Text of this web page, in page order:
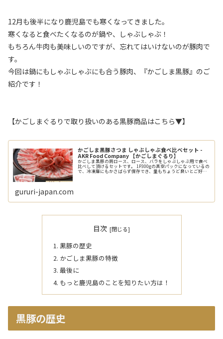
12月も後半になり鹿児島でも寒くなってきました。
寒くなると食べたくなるのが鍋や、しゃぶしゃぶ！
もちろん牛肉も美味しいのですが、忘れてはいけないのが豚肉で
す。
今回は鍋にもしゃぶしゃぶにも合う豚肉、『かごしま黒豚』のご
紹介です！
【かごしまぐるりで取り扱いのある黒豚商品はこちら▼】
かごしま黒豚さつま しゃぶしゃぶ食べ比べセット -
AKR Food Company 【かごしまぐるり】
かごしま黒豚の肩ロース、ロース、バラをしゃぶしゃぶ用で食べ
比べして頂けるセットです。 1P300gの真空パックになっているの
で、冷凍庫にもかさばらず保存でき、量もちょうど良いとご好評
gururi-japan.com
目次
黒豚の歴史
かごしま黒豚の特徴
最後に
もっと鹿児島のことを知りたい方は！
黒豚の歴史